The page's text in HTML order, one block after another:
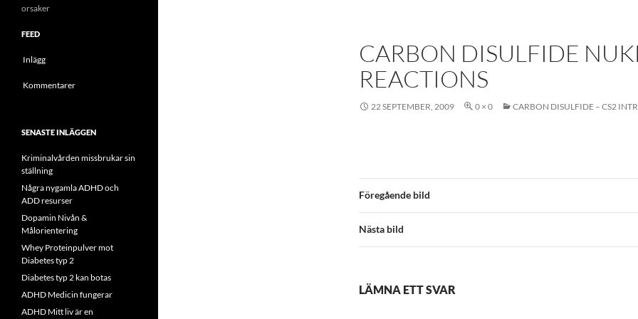
CARBON DISULFIDE
REACTIONS
22 SEPTEMBER, 2009 0 × 0 CARBON DISULFIDE – CS2
Föregående bild
Nästa bild
LÄMNA ETT SVAR
orsaker
FEED
Inlägg
Kommentarer
SENASTE INLÄGGEN
Kriminalvården missbrukar sin
ställning
Några nygamla ADHD och
ADD resurser
Dopamin Nivån &
Målorientering
Whey Proteinpulver mot
Diabetes typ 2
Diabetes typ 2 kan botas
ADHD Medicin fungerar
ADHD Mitt liv är en